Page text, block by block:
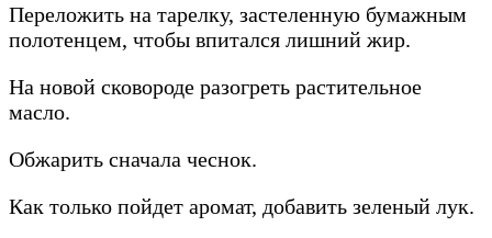
Переложить на тарелку, застеленную бумажным
полотенцем, чтобы впитался лишний жир.
На новой сковороде разогреть растительное
масло.
Обжарить сначала чеснок.
Как только пойдет аромат, добавить зеленый лук.